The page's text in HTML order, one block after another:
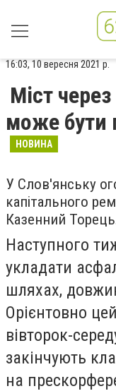
16:03, 10 вересня 2021 р.
Міст
може бути
НОВИНА
У Слов'янську
капітального
Казенний
Наступного
укладати
шляхах,
Орієнтовно
вівторок-
закінчують
на